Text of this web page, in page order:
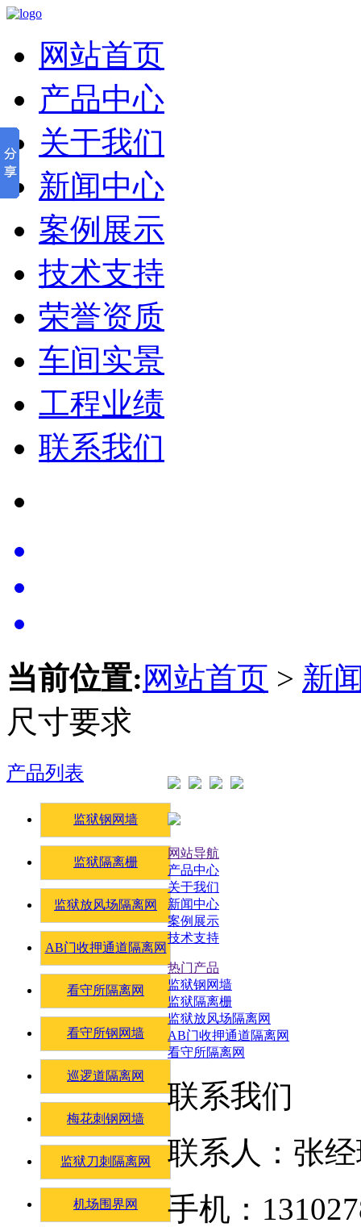
网站首页
产品中心
关于我们
新闻中心
案例展示
技术支持
荣誉资质
车间实景
工程业绩
联系我们
当前位置: 网站首页 > 新
尺寸要求
产品列表
监狱钢网墙
监狱隔离栅
监狱放风场隔离网
AB门收押通道隔离网
看守所隔离网
看守所钢网墙
巡逻道隔离网
梅花刺钢网墙
监狱刀刺隔离网
机场围界网
网站导航
产品中心
关于我们
新闻中心
案例展示
技术支持
热门产品
监狱钢网墙
监狱隔离栅
监狱放风场隔离网
AB门收押通道隔离网
看守所隔离网
联系我们
联系人：张
手机：